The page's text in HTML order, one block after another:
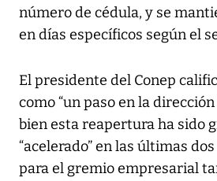
número de cédula, y se
en días específicos según el
El presidente del Conep
como “un paso en la
bien esta reapertura ha sido
“acelerado” en las últimas
para el gremio empresarial